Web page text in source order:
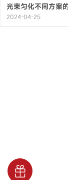
光束匀化不同方案
2024-04-25